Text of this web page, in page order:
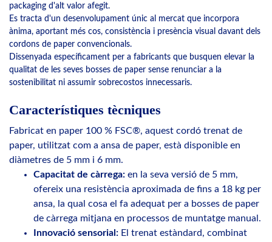
packaging d'alt valor afegit.
Es tracta d'un desenvolupament únic al mercat que incorpora
ànima, aportant més cos, consistència i presència visual davant dels
cordons de paper convencionals.
Dissenyada específicament per a fabricants que busquen elevar la
qualitat de les seves bosses de paper sense renunciar a la
sostenibilitat ni assumir sobrecostos innecessaris.
Característiques tècniques
Fabricat en paper 100 % FSC®, aquest cordó trenat de
paper, utilitzat com a ansa de paper, està disponible en
diàmetres de 5 mm i 6 mm.
Capacitat de càrrega: en la seva versió de 5 mm,
ofereix una resistència aproximada de fins a 18 kg per
ansa, la qual cosa el fa adequat per a bosses de paper
de càrrega mitjana en processos de muntatge manual.
Innovació sensorial: El trenat estàndard, combinat